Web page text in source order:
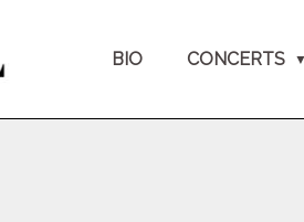
BIO CONCERTS